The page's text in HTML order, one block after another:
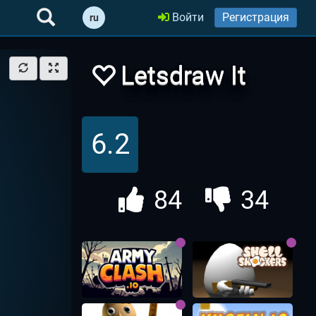
ru Войти Регистрация
Letsdraw It
Best | Нарисуй
и Оценивай
6.2
84 34